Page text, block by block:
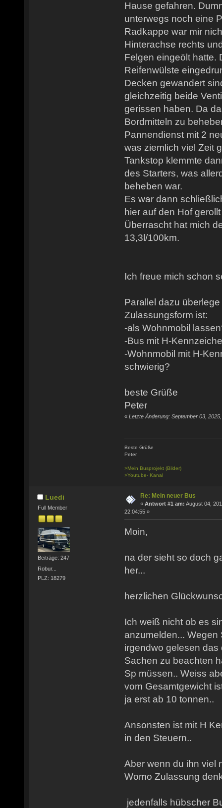
Hause gefahren.
unterwegs noch eine
Radkappe war mir
Hinterachse rechts
Felgen eingeölt hatte.
Reifenwülste
Decken gewandert
gleichzeitig beide
gerissen haben. Da
Bordmitteln zu
Pannendienst mit 2
was ziemlich viel Zeit
Tankstop klemmte
des Starters, was
beheben war.
Es war dann
hier auf den Hof
Überrascht hat mich
13,3l/100km.
Ich freue mich schon
Parallel dazu
Zulassungsform ist:
-als Wohnmobil
-Bus mit H-
-Wohnmobil mit H-
schwierig?
beste Grüße
Peter
« Letzte Änderung: September 03,
Beste Grüße
Peter
>Mein Busprojekt (Bilder)
>Youtube- Kanal
Luedi
Full Member
Beiträge: 247
Robur...
PLZ: 18279
Re: Mein neuer Bus
« Antwort #1 am: August 04,
22:04:55 »
Moin,
na der sieht so doch
her...
herzlichen
Ich weiß nicht ob es
anzumelden...
irgendwo gelesen
Sachen zu beachten
Sp müssen.. Weiss
vom Gesamtgewicht
ja erst ab 10 tonnen..
Ansonsten ist mit H
in den Steuern..
Aber wenn du ihn viel
Womo Zulassung
jedenfalls hübscher